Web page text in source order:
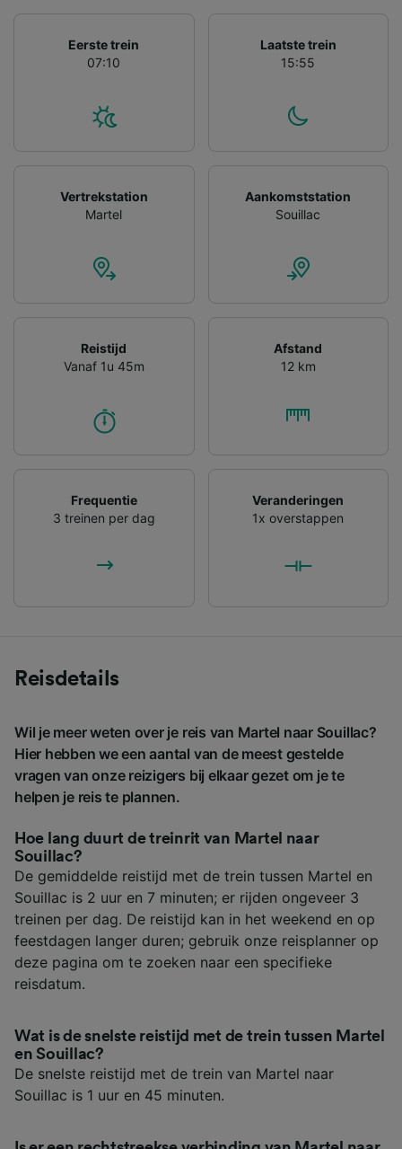
Eerste trein
07:10
Laatste trein
15:55
Vertrekstation
Martel
Aankomststation
Souillac
Reistijd
Vanaf 1u 45m
Afstand
12 km
Frequentie
3 treinen per dag
Veranderingen
1x overstappen
Reisdetails
Wil je meer weten over je reis van Martel naar Souillac?
Hier hebben we een aantal van de meest gestelde
vragen van onze reizigers bij elkaar gezet om je te
helpen je reis te plannen.
Hoe lang duurt de treinrit van Martel naar
Souillac?
De gemiddelde reistijd met de trein tussen Martel en
Souillac is 2 uur en 7 minuten; er rijden ongeveer 3
treinen per dag. De reistijd kan in het weekend en op
feestdagen langer duren; gebruik onze reisplanner op
deze pagina om te zoeken naar een specifieke
reisdatum.
Wat is de snelste reistijd met de trein tussen Martel
en Souillac?
De snelste reistijd met de trein van Martel naar
Souillac is 1 uur en 45 minuten.